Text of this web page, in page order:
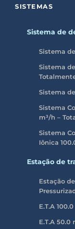
SISTEMAS
Sistema de
Sistema
Sistema
Sistema
Sistema
m³/h –
Sistema
Iônica
Estação de
Estação
E.T.A
E.T.A